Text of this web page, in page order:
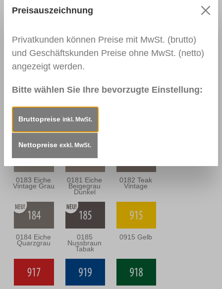
0111
Nussbaum
0166 Wenge
0164
Nussbaum
0112
0163
Braun
0157
Mooreiche
0183 Eiche
Vintage Grau
0181 Eiche
Beigegrau
Dunkel
0182 Teak
Vintage
0184 Eiche
Quarzgrau
0185
Nussbraun
Tabak
0915 Gelb
Preisauszeichnung
Privatkunden können Preise mit MwSt. (brutto)
und Geschäftskunden Preise ohne MwSt. (netto)
angezeigt werden.
Bitte wählen Sie Ihre bevorzugte Einstellung:
Bruttopreise inkl. MwSt.
Nettopreise exkl. MwSt.